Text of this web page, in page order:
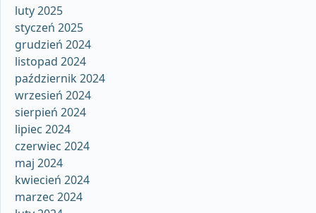
luty 2025
styczeń 2025
grudzień 2024
listopad 2024
październik 2024
wrzesień 2024
sierpień 2024
lipiec 2024
czerwiec 2024
maj 2024
kwiecień 2024
marzec 2024